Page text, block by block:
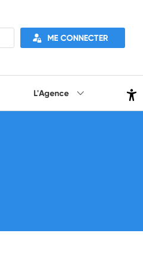
ME CONNECTER
L'Agence